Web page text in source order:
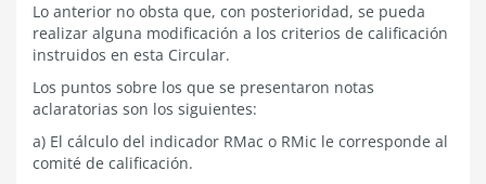
Lo anterior no obsta que, con posterioridad, se pueda
realizar alguna modificación a los criterios de calificación
instruidos en esta Circular.
Los puntos sobre los que se presentaron notas
aclaratorias son los siguientes:
a) El cálculo del indicador RMac o RMic le corresponde al
comité de calificación.